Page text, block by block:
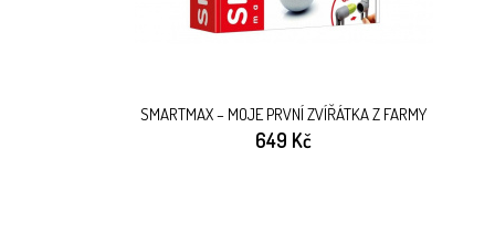
SMARTMAX – MOJE PRVNÍ ZVÍŘÁTKA Z FARMY
649 Kč